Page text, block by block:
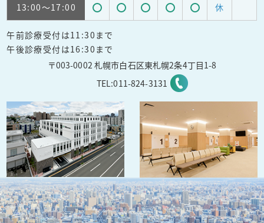
付
能
付
付
付
付
付
13:00～17:00
受
付
可
能
受
能
受
能
受
能
受
能
休
午前診療受付は11:30まで
午後診療受付は16:30まで
〒003-0002 札幌市白石区東札幌2条4丁目1-8
TEL:011-824-3131